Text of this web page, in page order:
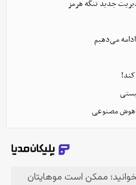
جدید تنگه هرمز
می‌دهیم
کند!
هوش مصنوعی